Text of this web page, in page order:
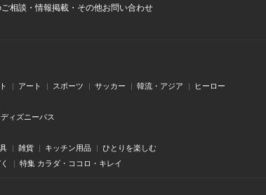
相談・情報掲載・その他お問い合わせ
アート スポーツ サッカー 韓流・アジア ヒーロー
ディズニーパス
雑貨 キッチン用品 ひとりを楽しむ
特集 カラダ・ココロ・キレイ